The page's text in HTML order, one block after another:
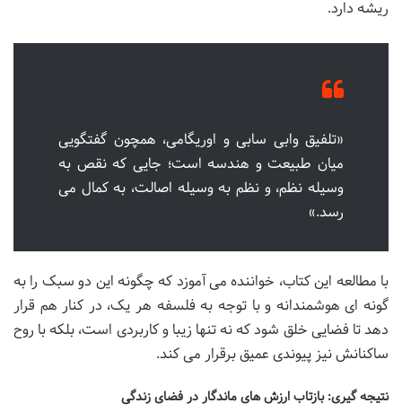
ریشه دارد.
«تلفیق وابی سابی و اوریگامی، همچون گفتگویی
میان طبیعت و هندسه است؛ جایی که نقص به
وسیله نظم، و نظم به وسیله اصالت، به کمال می
رسد.»
با مطالعه این کتاب، خواننده می آموزد که چگونه این دو سبک را به
گونه ای هوشمندانه و با توجه به فلسفه هر یک، در کنار هم قرار
دهد تا فضایی خلق شود که نه تنها زیبا و کاربردی است، بلکه با روح
ساکنانش نیز پیوندی عمیق برقرار می کند.
نتیجه گیری: بازتاب ارزش های ماندگار در فضای زندگی